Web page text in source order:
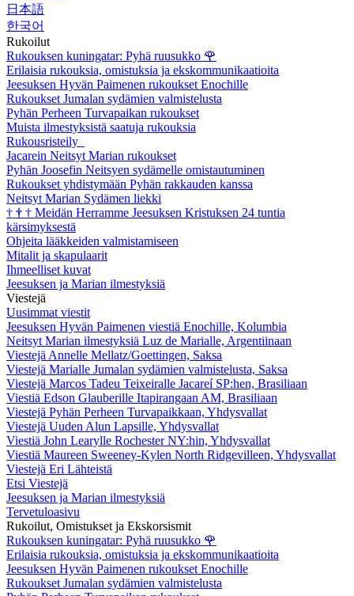
日本語
한국어
Rukoilut
Rukouksen kuningatar: Pyhä ruusukko 🌹
Erilaisia rukouksia, omistuksia ja ekskommunikaatioita
Jeesuksen Hyvän Paimenen rukoukset Enochille
Rukoukset Jumalan sydämien valmistelusta
Pyhän Perheen Turvapaikan rukoukset
Muista ilmestyksistä saatuja rukouksia
Rukousristeily
Jacarein Neitsyt Marian rukoukset
Pyhän Joosefin Neitsyen sydämelle omistautuminen
Rukoukset yhdistymään Pyhän rakkauden kanssa
Neitsyt Marian Sydämen liekki
† † † Meidän Herramme Jeesuksen Kristuksen 24 tuntia
kärsimyksestä
Ohjeita lääkkeiden valmistamiseen
Mitalit ja skapulaarit
Ihmeelliset kuvat
Jeesuksen ja Marian ilmestyksiä
Viestejä
Uusimmat viestit
Jeesuksen Hyvän Paimenen viestiä Enochille, Kolumbia
Neitsyt Marian ilmestyksiä Luz de Marialle, Argentiinaan
Viestejä Annelle Mellatz/Goettingen, Saksa
Viestejä Marialle Jumalan sydämien valmistelusta, Saksa
Viestejä Marcos Tadeu Teixeiralle Jacareí SP:hen, Brasiliaan
Viestiä Edson Glauberille Itapirangaan AM, Brasiliaan
Viestejä Pyhän Perheen Turvapaikkaan, Yhdysvallat
Viestejä Uuden Alun Lapsille, Yhdysvallat
Viestiä John Learylle Rochester NY:hin, Yhdysvallat
Viestiä Maureen Sweeney-Kylen North Ridgevilleen, Yhdysvallat
Viestejä Eri Lähteistä
Etsi Viestejä
Jeesuksen ja Marian ilmestyksiä
Tervetuloasivu
Rukoilut, Omistukset ja Ekskorsismit
Rukouksen kuningatar: Pyhä ruusukko 🌹
Erilaisia rukouksia, omistuksia ja ekskommunikaatioita
Jeesuksen Hyvän Paimenen rukoukset Enochille
Rukoukset Jumalan sydämien valmistelusta